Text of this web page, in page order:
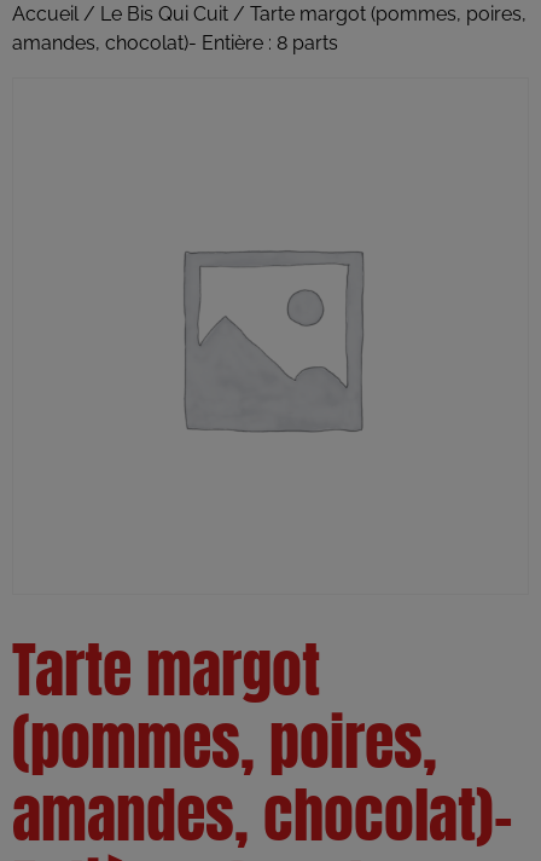
Accueil/ Le Bis Qui Cuit / Tarte margot (pommes, poires,
amandes, chocolat)- Entière : 8 parts
Tarte margot
(pommes, poires,
amandes, chocolat)-